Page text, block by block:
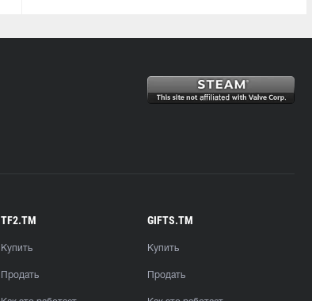
TF2.TM
Купить
Продать
GIFTS.TM
Купить
Продать